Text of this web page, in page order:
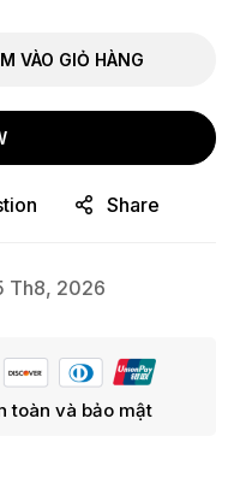
VÀO GIỎ HÀNG
Share
Th8, 2026
toàn và bảo mật